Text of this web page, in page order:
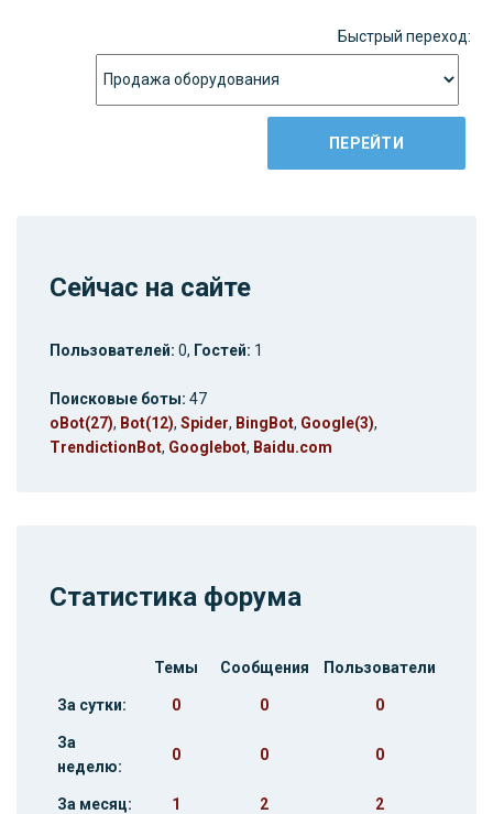
Быстрый переход:
Сейчас на сайте
Пользователей: 0, Гостей: 1
Поисковые боты: 47
oBot(27), Bot(12), Spider, BingBot, Google(3),
TrendictionBot, Googlebot, Baidu.com
Статистика форума
Темы Сообщения Пользователи
За сутки: 0 0 0
За
неделю:
0 0 0
За месяц: 1 2 2